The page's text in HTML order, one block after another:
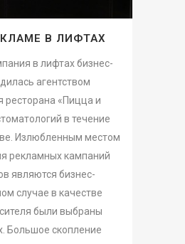
В ЛИФТАХ
в лифтах бизнес-
агентством
ресторана «Пицца и
в течение
Излюбленным местом
рекламных кампаний
являются бизнес-
случае в качестве
были выбраны
Большое скопление